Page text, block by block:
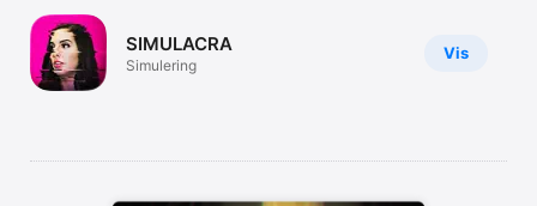
Vis
SIMULACRA
Simulering